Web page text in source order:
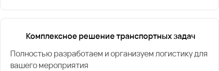
Комплексное решение транспортных задач
Полностью разработаем и организуем логистику для
вашего мероприятия